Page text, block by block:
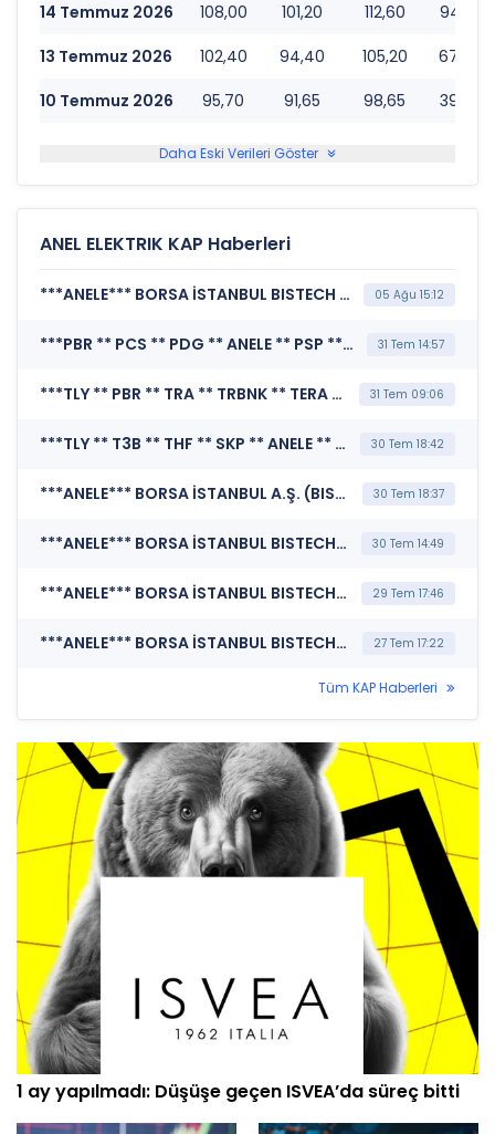
14 Temmuz 2026
108,00 101,20 112,60
13 Temmuz 2026
102,40 94,40 105,20
10 Temmuz 2026
95,70 91,65 98,65
Daha Eski Verileri Göster
ANEL ELEKTRIK KAP Haberleri
***ANELE*** BORSA İSTANBUL BISTECH DEVRE KESİCİ UYGULAMASI (Pay Bazında Devre Kesici Bildirimi) 05 Ağu 15:12
***PBR ** PCS ** PDG ** ANELE ** PSP ** PHE*** PUSULA PORTFÖY YÖNETİMİ A.Ş. (Pay Alım Satım Bildirimi) 31 Tem 14:57
***TLY ** PBR ** TRA ** TRBNK ** TERA ** ANELE ** IZFAS ** PHE ** SEKFK ** BIGEN ** PDC ** SKBNK ** TEHOL ** MANAS ** TMPOL ** SEK ** TAE*** KAMUYU AYDINLATMA PLATFORMU (Kamuyu Aydınlatma Platformu Duyurusu) 31 Tem 09:06
***TLY ** T3B ** THF ** SKP ** ANELE ** DOH ** TMV*** TERA PORTFÖY YÖNETİMİ A.Ş. (Pay Alım Satım Bildirimi) 30 Tem 18:42
***ANELE*** BORSA İSTANBUL A.Ş. (BISTECH Pay Piyasası Alım Satım Sistemi Duyurusu) 30 Tem 18:37
***ANELE*** BORSA İSTANBUL BISTECH DEVRE KESİCİ UYGULAMASI (Pay Bazında Devre Kesici Bildirimi) 30 Tem 14:49
***ANELE*** BORSA İSTANBUL BISTECH DEVRE KESİCİ UYGULAMASI (Pay Bazında Devre Kesici Bildirimi) 29 Tem 17:46
***ANELE*** BORSA İSTANBUL BISTECH DEVRE KESİCİ UYGULAMASI (Pay Bazında Devre Kesici Bildirimi) 27 Tem 17:22
Tüm KAP Haberleri
1 ay yapılmadı: Düşüşe geçen ISVEA’da süreç bitti